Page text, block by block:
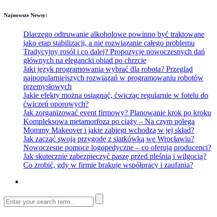
Najnowsze Newsy:
Dlaczego odtruwanie alkoholowe powinno być traktowane
jako etap stabilizacji, a nie rozwiązanie całego problemu
Tradycyjny rosół i co dalej? Propozycje nowoczesnych dań
głównych na elegancki obiad po chrzcie
Jaki język programowania wybrać dla robota? Przegląd
najpopularniejszych rozwiązań w programowaniu robotów
przemysłowych
Jakie efekty można osiągnąć, ćwicząc regularnie w fotelu do
ćwiczeń oporowych?
Jak zorganizować event firmowy? Planowanie krok po kroku
Kompleksowa metamorfoza po ciąży – Na czym polega
Mommy Makeover i jakie zabiegi wchodzą w jej skład?
Jak zacząć swoją przygodę z siatkówką we Wrocławiu?
Nowoczesne pomoce logopedyczne – co oferują producenci?
Jak skutecznie zabezpieczyć paszę przed pleśnią i wilgocią?
Co zrobić, gdy w firmie brakuje współpracy i zaufania?